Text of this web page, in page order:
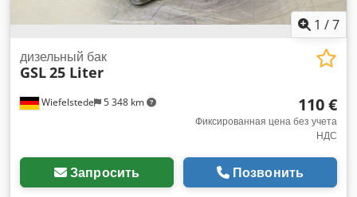
1 /7
Wiefelstede 5 348 km
дизельный бак
GSL25 Liter
110 €
Фиксированная цена без учета
НДС
Запросить Позвонить